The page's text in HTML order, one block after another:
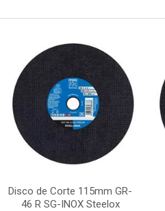
Disco de Corte 115mm GR-
46 R SG-INOX Steelox